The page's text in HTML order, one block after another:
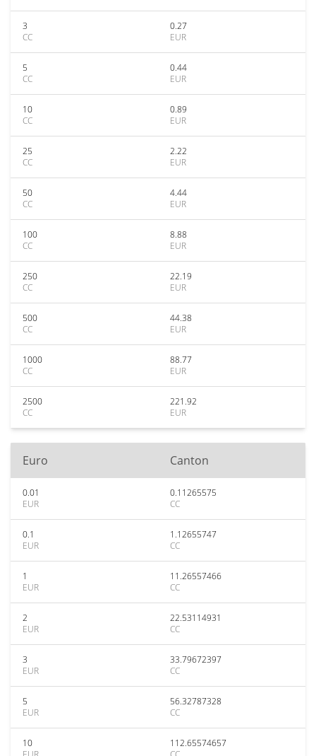
3
CC
0.27
EUR
5
CC
0.44
EUR
10
CC
0.89
EUR
25
CC
2.22
EUR
50
CC
4.44
EUR
100
CC
8.88
EUR
250
CC
22.19
EUR
500
CC
44.38
EUR
1000
CC
88.77
EUR
2500
CC
221.92
EUR
Euro Canton
0.01
EUR
0.11265575
CC
0.1
EUR
1.12655747
CC
1
EUR
11.26557466
CC
2
EUR
22.53114931
CC
3
EUR
33.79672397
CC
5
EUR
56.32787328
CC
10
112.65574657